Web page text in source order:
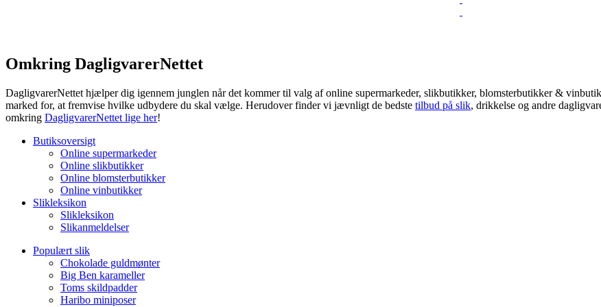
Omkring DagligvarerNettet
DagligvarerNettet hjælper dig igennem junglen når det kommer til valg af online supermarkeder, slikbutikker, blomsterbutikker &
marked for, at fremvise hvilke udbydere du skal vælge. Herudover finder vi jævnligt de bedste tilbud på slik, drikkelse og andre
omkring DagligvarerNettet lige her!
Butiksoversigt
Online supermarkeder
Online slikbutikker
Online blomsterbutikker
Online vinbutikker
Slikleksikon
Slikleksikon
Slikanmeldelser
Populært slik
Chokolade guldmønter
Big Ben karameller
Toms skildpadder
Haribo miniposer